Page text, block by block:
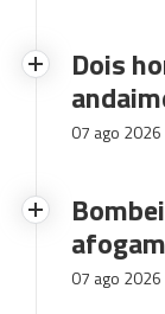
Dois
07 ago 2026
07 ago 2026